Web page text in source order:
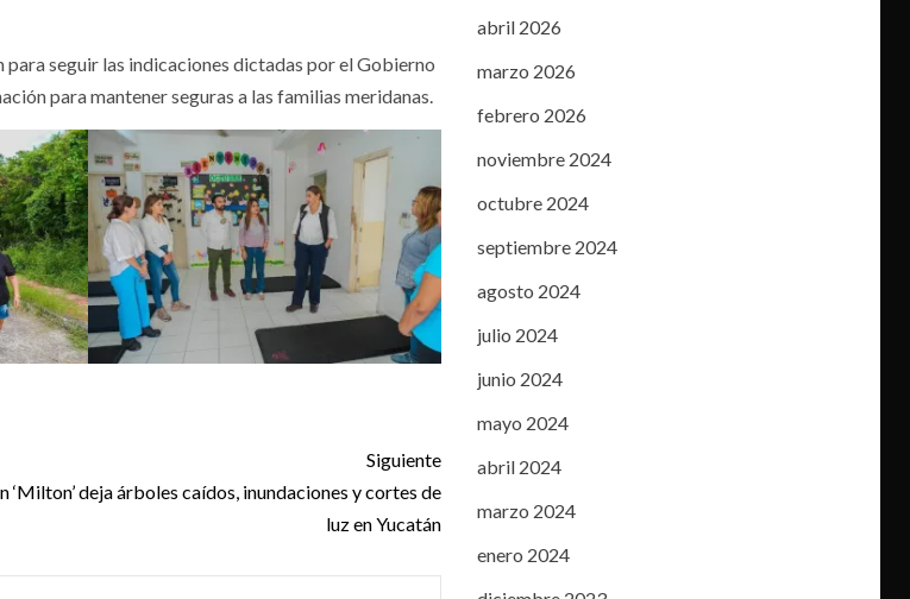
seguir las indicaciones dictadas por el Gobierno
para mantener seguras a las familias meridanas.
Siguiente
‘Milton’ deja árboles caídos, inundaciones y cortes de
luz en Yucatán
abril 2026
marzo 2026
febrero 2026
noviembre 2024
octubre 2024
septiembre 2024
agosto 2024
julio 2024
junio 2024
mayo 2024
abril 2024
marzo 2024
enero 2024